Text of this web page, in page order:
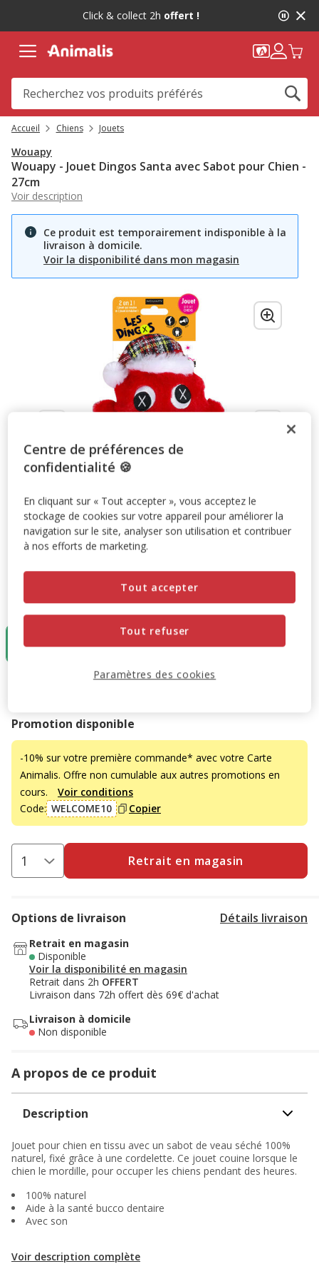
message,
Click & collect 2h offert !
Accueil Chiens Jouets
Wouapy
Wouapy - Jouet Dingos Santa avec Sabot pour Chien -
27cm
Voir description
Ce produit est temporairement indisponible à la
livraison à domicile.
Voir la disponibilité dans mon magasin
Taille:27cm
9.99€
Promotion disponible
-10% sur votre première commande* avec votre Carte
Animalis. Offre non cumulable aux autres promotions en
cours.
Voir conditions
Code: WELCOME10 Copier
Retrait en magasin
Options de livraison Détails livraison
Retrait en magasin
Disponible
Voir la disponibilité en magasin
Retrait dans 2h OFFERT
Livraison dans 72h offert dès 69€ d'achat
Livraison à domicile
Non disponible
A propos de ce produit
Description
Jouet pour chien en tissu avec un sabot de veau séché 100%
naturel, fixé grâce à une cordelette. Ce jouet couine lorsque le
chien le mordille, pour occuper les chiens pendant des heures.
100% naturel
Aide à la santé bucco dentaire
Avec son
Voir description complète
Centre de préférences de
confidentialité 🍪
En cliquant sur « Tout accepter », vous acceptez le
stockage de cookies sur votre appareil pour améliorer la
navigation sur le site, analyser son utilisation et contribuer
à nos efforts de marketing.
Tout refuser
Tout accepter
Paramètres des cookies